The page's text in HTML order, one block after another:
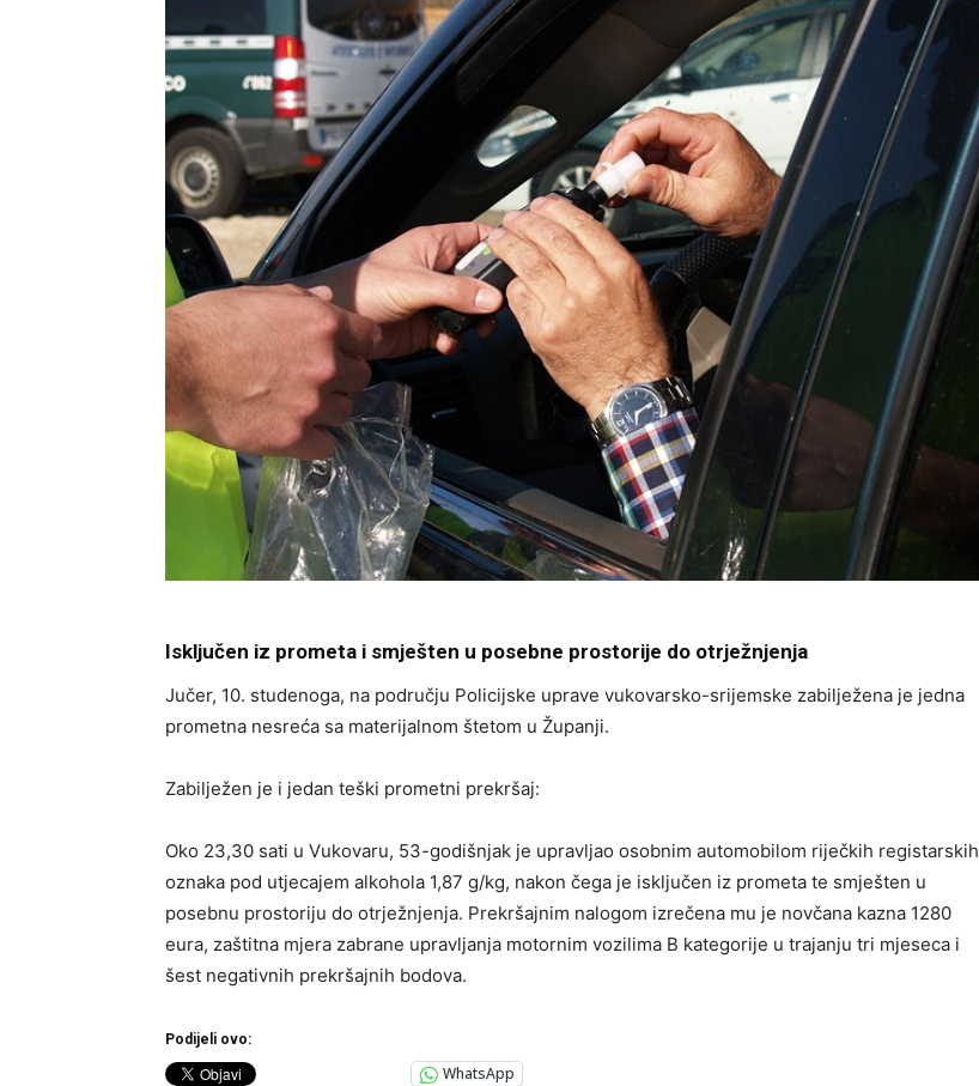
Isključen iz prometa i smješten u posebne prostorije do otrježnjenja
Jučer, 10. studenoga, na području Policijske uprave vukovarsko-srijemske zabilježena je jedna
prometna nesreća sa materijalnom štetom u Županji.
Zabilježen je i jedan teški prometni prekršaj:
Oko 23,30 sati u Vukovaru, 53-godišnjak je upravljao osobnim automobilom riječkih registarskih
oznaka pod utjecajem alkohola 1,87 g/kg, nakon čega je isključen iz prometa te smješten u
posebnu prostoriju do otrježnjenja. Prekršajnim nalogom izrečena mu je novčana kazna 1280
eura, zaštitna mjera zabrane upravljanja motornim vozilima B kategorije u trajanju tri mjeseca i
šest negativnih prekršajnih bodova.
Podijeli ovo:
WhatsApp